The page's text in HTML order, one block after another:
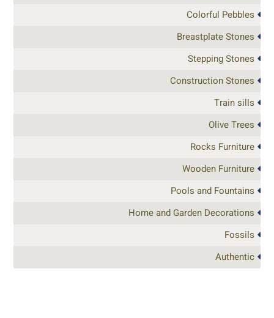
Colorful Pebbles
Breastplate Stones
Stepping Stones
Construction Stones
Train sills
Olive Trees
Rocks Furniture
Wooden Furniture
Pools and Fountains
Home and Garden Decorations
Fossils
Authentic